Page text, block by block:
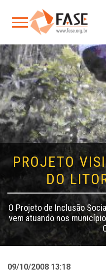
PROJETO
DO
O Projeto de Inclusão
vem atuando nos
09/10/2008 13:18